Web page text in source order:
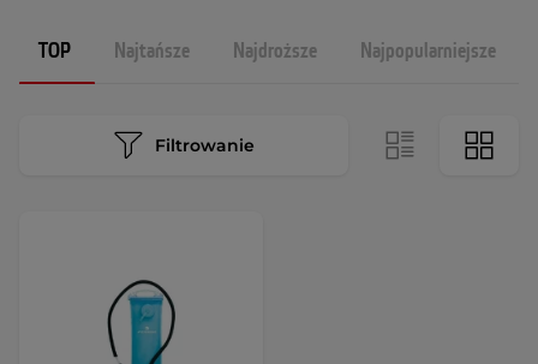
TOP Najtańsze Najdroższe Najpopularniejsze
Filtrowanie